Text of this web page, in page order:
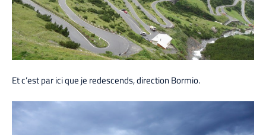
Et c’est par ici que je redescends, direction Bormio.